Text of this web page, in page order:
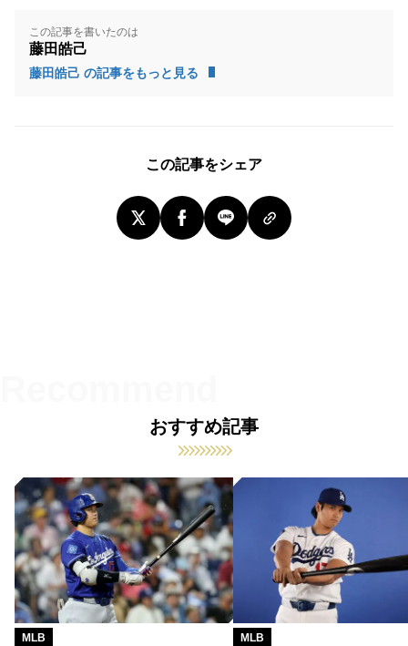
この記事を書いたのは
藤田皓己
藤田皓己 の記事をもっと見る
この記事をシェア
おすすめ記事
MLB
MLB